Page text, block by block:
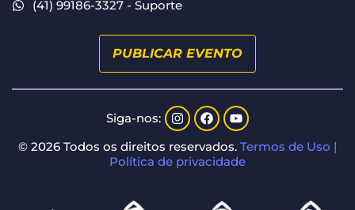
(41) 99186-3327 - Suporte
PUBLICAR EVENTO
Siga-nos:
© 2026 Todos os direitos reservados. Termos de Uso |
Política de privacidade